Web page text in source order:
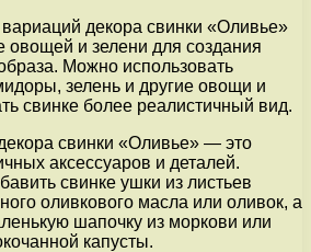
декора свинки «Оливье»
овощей и зелени для создания
Можно использовать
зелень и другие овощи и
свинке более реалистичный вид.
свинки «Оливье» — это
аксессуаров и деталей.
свинке ушки из листьев
оливкового масла или оливок, а
шапочку из моркови или
капусты.